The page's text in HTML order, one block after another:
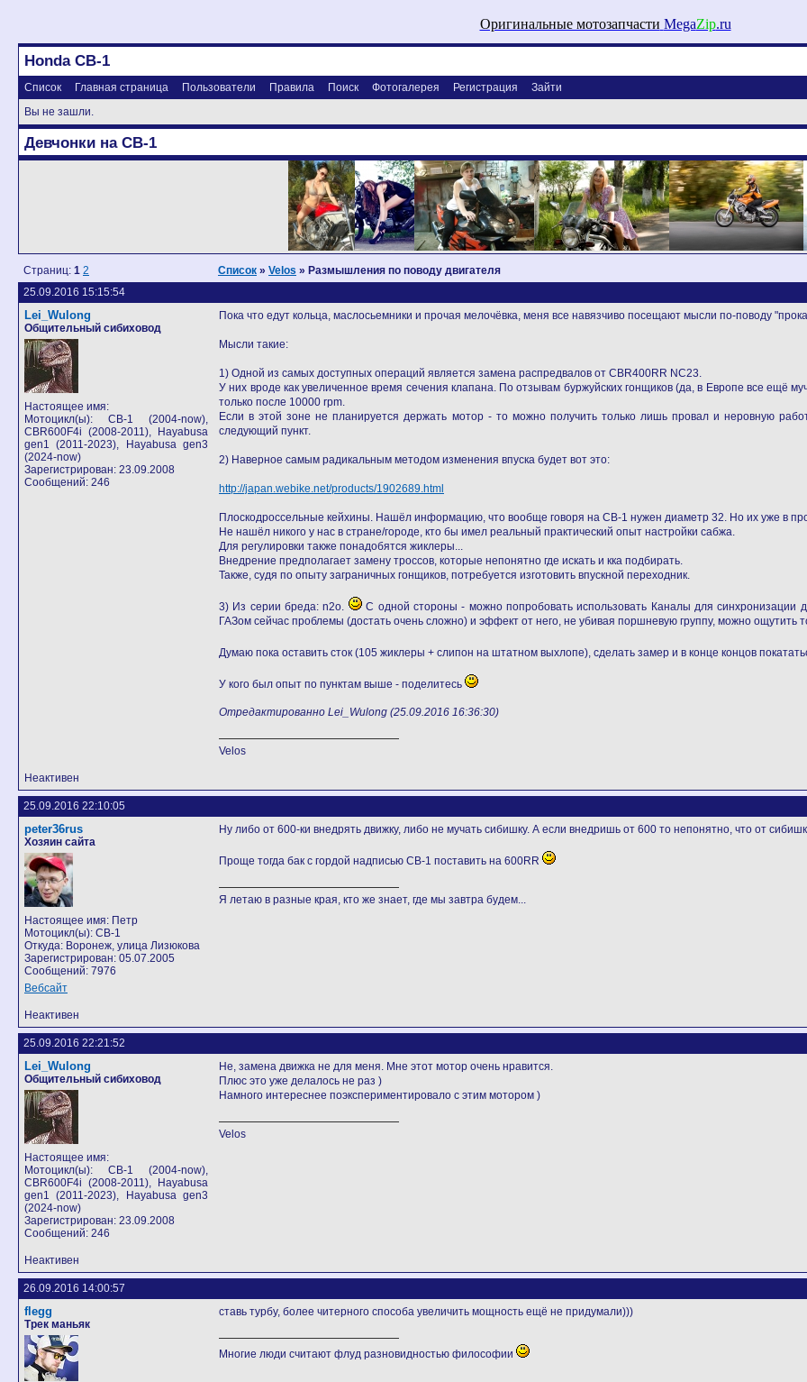
Оригинальные мотозапчасти MegaZip.ru
Honda CB-1
Список Главная страница Пользователи Правила Поиск Фотогалерея Регистрация
Зайти
Вы не зашли.
Девчонки на CB-1
Страниц: 1 2 Список » Velos » Размышления по поводу двигателя
25.09.2016 15:15:54
Lei_Wulong
Общительный сибиховод
Настоящее имя:
Мотоцикл(ы): СB-1 (2004-now),
CBR600F4i (2008-2011), Hayabusa
gen1 (2011-2023), Hayabusa gen3
(2024-now)
Зарегистрирован: 23.09.2008
Сообщений: 246
Пока что едут кольца, маслосьемники и прочая мелочёвка, меня все навязчиво посещают мысли по-поводу
Мысли такие:
1) Одной из самых доступных операций является замена распредвалов от CBR400RR NC23.
У них вроде как увеличенное время сечения клапана. По отзывам буржуйских гонщиков (да, в Европе все ещё
только после 10000 rpm.
Если в этой зоне не планируется держать мотор - то можно получить только лишь провал и неровную
следующий пункт.
2) Наверное самым радикальным методом изменения впуска будет вот это:
http://japan.webike.net/products/1902689.html
Плоскодроссельные кейхины. Нашёл информацию, что вообще говоря на CB-1 нужен диаметр 32. Но их уже в
Не нашёл никого у нас в стране/городе, кто бы имел реальный практический опыт настройки сабжа.
Для регулировки также понадобятся жиклеры...
Внедрение предполагает замену троссов, которые непонятно где искать и кка подбирать.
Также, судя по опыту заграничных гонщиков, потребуется изготовить впускной переходник.
3) Из серии бреда: n2o.
С одной стороны - можно попробовать использовать Каналы для синхронизации
ГАЗом сейчас проблемы (достать очень сложно) и эффект от него, не убивая поршневую группу, можно ощутить
Думаю пока оставить сток (105 жиклеры + слипон на штатном выхлопе), сделать замер и в конце концов
У кого был опыт по пунктам выше - поделитесь
Отредактированно Lei_Wulong (25.09.2016 16:36:30)
Velos
Неактивен
25.09.2016 22:10:05
peter36rus
Хозяин сайта
Настоящее имя: Петр
Мотоцикл(ы): CB-1
Откуда: Воронеж, улица Лизюкова
Зарегистрирован: 05.07.2005
Сообщений: 7976
Вебсайт
Ну либо от 600-ки внедрять движку, либо не мучать сибишку. А если внедришь от 600 то непонятно, что от
Проще тогда бак с гордой надписью CB-1 поставить на 600RR
Я летаю в разные края, кто же знает, где мы завтра будем...
Неактивен
25.09.2016 22:21:52
Lei_Wulong
Общительный сибиховод
Настоящее имя:
Мотоцикл(ы): СB-1 (2004-now),
CBR600F4i (2008-2011), Hayabusa
gen1 (2011-2023), Hayabusa gen3
(2024-now)
Зарегистрирован: 23.09.2008
Сообщений: 246
Не, замена движка не для меня. Мне этот мотор очень нравится.
Плюс это уже делалось не раз )
Намного интереснее поэкспериментировало с этим мотором )
Velos
Неактивен
26.09.2016 14:00:57
flegg
Трек маньяк
ставь турбу, более читерного способа увеличить мощность ещё не придумали)))
Многие люди считают флуд разновидностью философии